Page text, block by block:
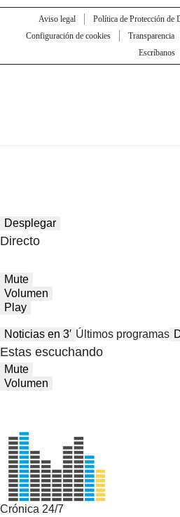
Aviso legal Política de Protección de
Configuración de cookies
Transparencia
Escríbanos
Desplegar
Directo
Mute
Volumen
Play
Noticias en 3′ Últimos programas
Estas escuchando
Mute
Volumen
Crónica 24/7